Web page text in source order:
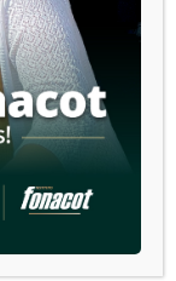
hay un
de
sin vida
a metros del